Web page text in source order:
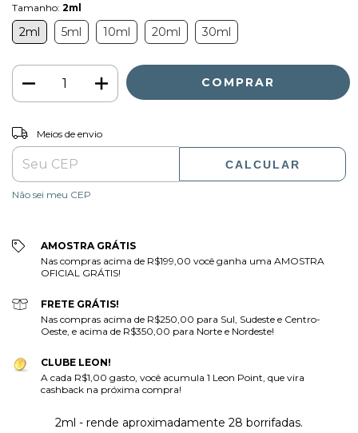
Tamanho: 2ml
2ml 5ml 10ml 20ml 30ml
Entregas para o CEP:
Meios de envio
CALCULAR
Não sei meu CEP
AMOSTRA GRÁTIS
Nas compras acima de R$199,00 você ganha uma AMOSTRA
OFICIAL GRÁTIS!
FRETE GRÁTIS!
Nas compras acima de R$250,00 para Sul, Sudeste e Centro-
Oeste, e acima de R$350,00 para Norte e Nordeste!
CLUBE LEON!
A cada R$1,00 gasto, você acumula 1 Leon Point, que vira
cashback na próxima compra!
2ml - rende aproximadamente 28 borrifadas.